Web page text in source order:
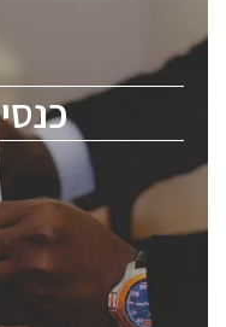
לכל העוסקים
12-13, 2026. The
involved in the
engineers,
executives.